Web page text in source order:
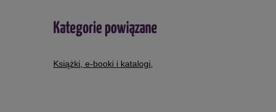
Kategorie powiązane
Książki, e-booki i katalogi